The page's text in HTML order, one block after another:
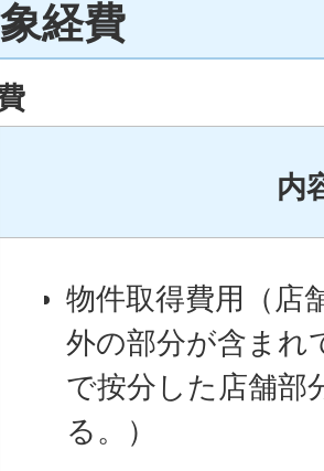
経費
内
物件取得費用（店
外の部分が含まれ
で按分した店舗部
る。）